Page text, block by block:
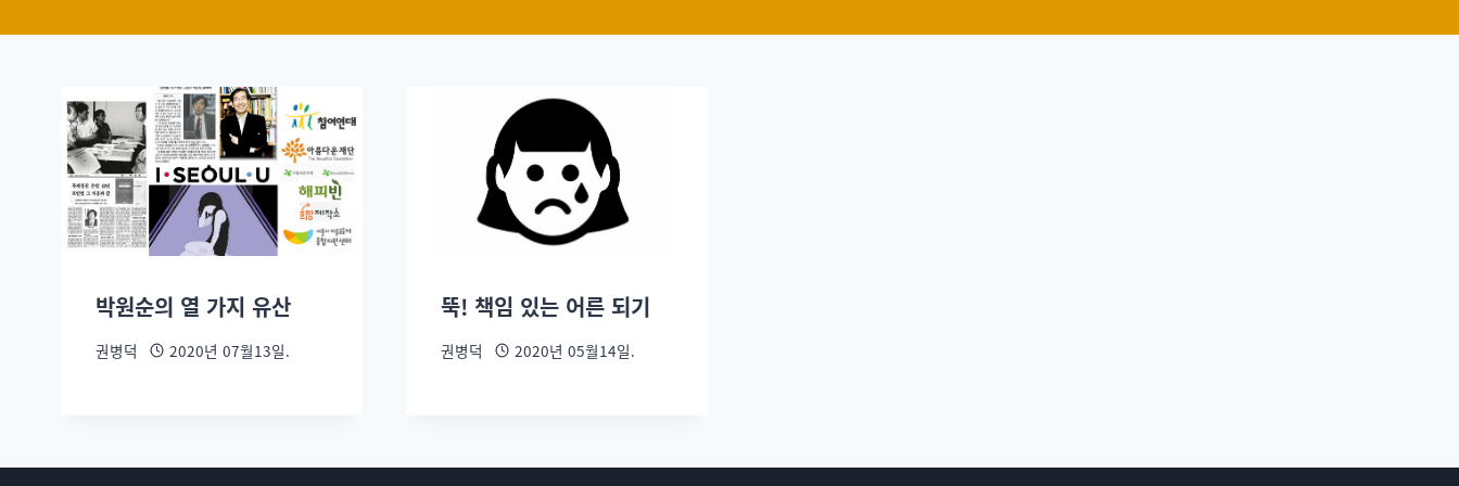
박원순의 열 가지 유산
권병덕 2020년 07월13일.
뚝! 책임 있는 어른 되기
권병덕 2020년 05월14일.